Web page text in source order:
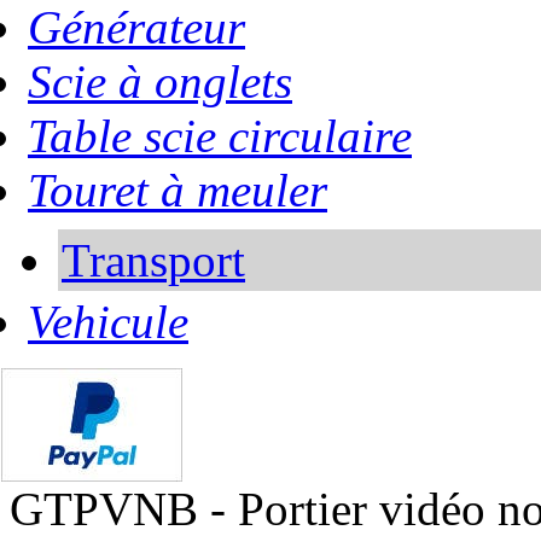
Générateur
Scie à onglets
Table scie circulaire
Touret à meuler
Transport
Vehicule
GTPVNB - Portier vidéo